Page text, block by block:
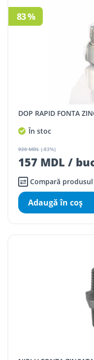
DOP RAPID FONTA
În stoc
920 MDL (-83%)
157 MDL /
83 %
Compară produsul
Adaugă în coş